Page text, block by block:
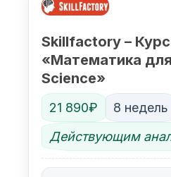
Skillfactory – Курс
«Математика
Science»
21 890₽ 8 недель
Действующим